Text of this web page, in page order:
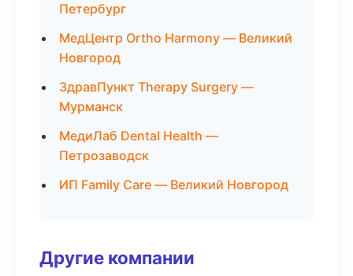
Петербург
МедЦентр Ortho Harmony — Великий
Новгород
ЗдравПункт Therapy Surgery —
Мурманск
МедиЛаб Dental Health —
Петрозаводск
ИП Family Care — Великий Новгород
Другие компании